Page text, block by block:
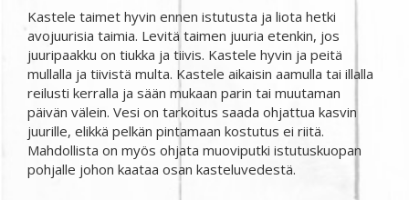
Kastele taimet hyvin ennen istutusta ja liota hetki
avojuurisia taimia. Levitä taimen juuria etenkin, jos
juuripaakku on tiukka ja tiivis. Kastele hyvin ja peitä
mullalla ja tiivistä multa. Kastele aikaisin aamulla tai illalla
reilusti kerralla ja sään mukaan parin tai muutaman
päivän välein. Vesi on tarkoitus saada ohjattua kasvin
juurille, elikkä pelkän pintamaan kostutus ei riitä.
Mahdollista on myös ohjata muoviputki istutuskuopan
pohjalle johon kaataa osan kasteluvedestä.